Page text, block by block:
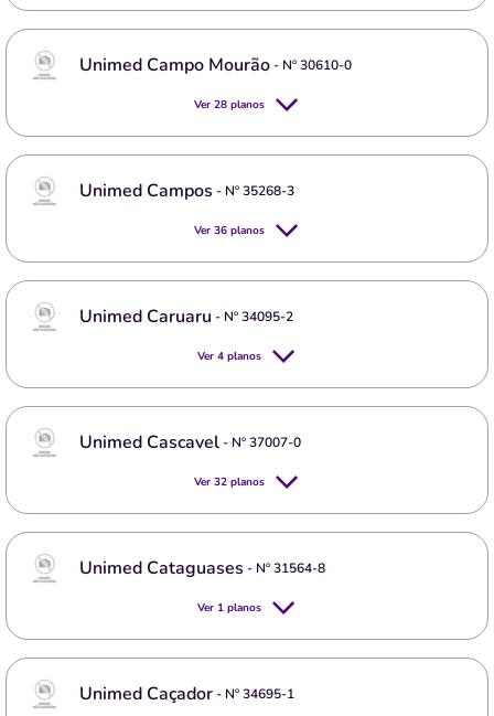
Unimed Campo Mourão- Nº30610-0
Ver 28 planos
Unimed Campos - Nº35268-3
Ver 36 planos
Unimed Caruaru - Nº34095-2
Ver 4 planos
Unimed Cascavel- Nº37007-0
Ver 32 planos
Unimed Cataguases - Nº31564-8
Ver 1 planos
Unimed Caçador- Nº34695-1